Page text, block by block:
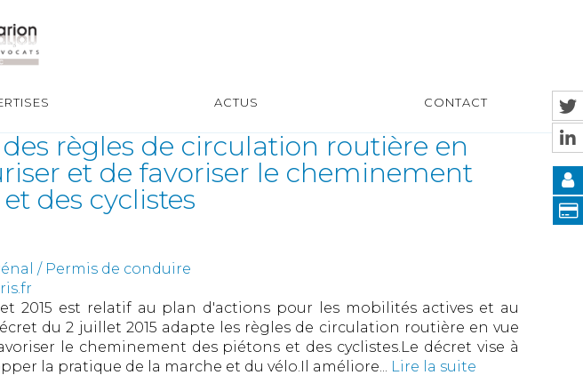
ACTUS CONTACT
règles de circulation routière en
et de favoriser le cheminement
des cyclistes
/ Permis de conduire
2015 est relatif au plan d'actions pour les mobilités actives et au
du 2 juillet 2015 adapte les règles de circulation routière en vue
le cheminement des piétons et des cyclistes.Le décret vise à
la pratique de la marche et du vélo.Il améliore... Lire la suite